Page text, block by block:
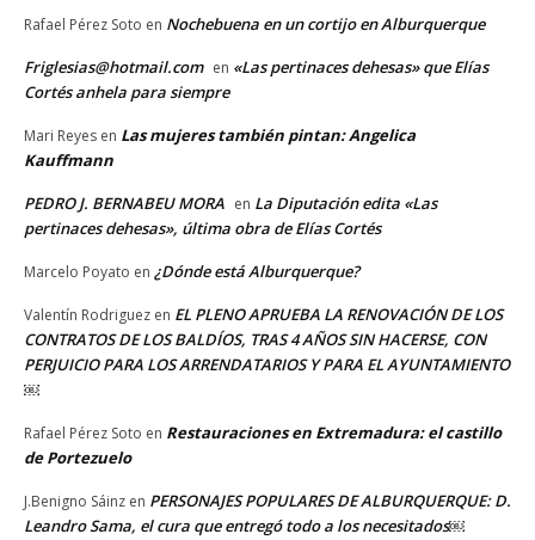
Rafael Pérez Soto en Nochebuena en un cortijo en Alburquerque
Friglesias@hotmail.com en «Las pertinaces dehesas» que Elías
Cortés anhela para siempre
Mari Reyes en Las mujeres también pintan: Angelica
Kauffmann
PEDRO J. BERNABEU MORA en La Diputación edita «Las
pertinaces dehesas», última obra de Elías Cortés
Marcelo Poyato en ¿Dónde está Alburquerque?
Valentín Rodriguez en EL PLENO APRUEBA LA RENOVACIÓN DE LOS
CONTRATOS DE LOS BALDÍOS, TRAS 4 AÑOS SIN HACERSE, CON
PERJUICIO PARA LOS ARRENDATARIOS Y PARA EL AYUNTAMIENTO
￼
Rafael Pérez Soto en Restauraciones en Extremadura: el castillo
de Portezuelo
J.Benigno Sáinz en PERSONAJES POPULARES DE ALBURQUERQUE: D.
Leandro Sama, el cura que entregó todo a los necesitados￼